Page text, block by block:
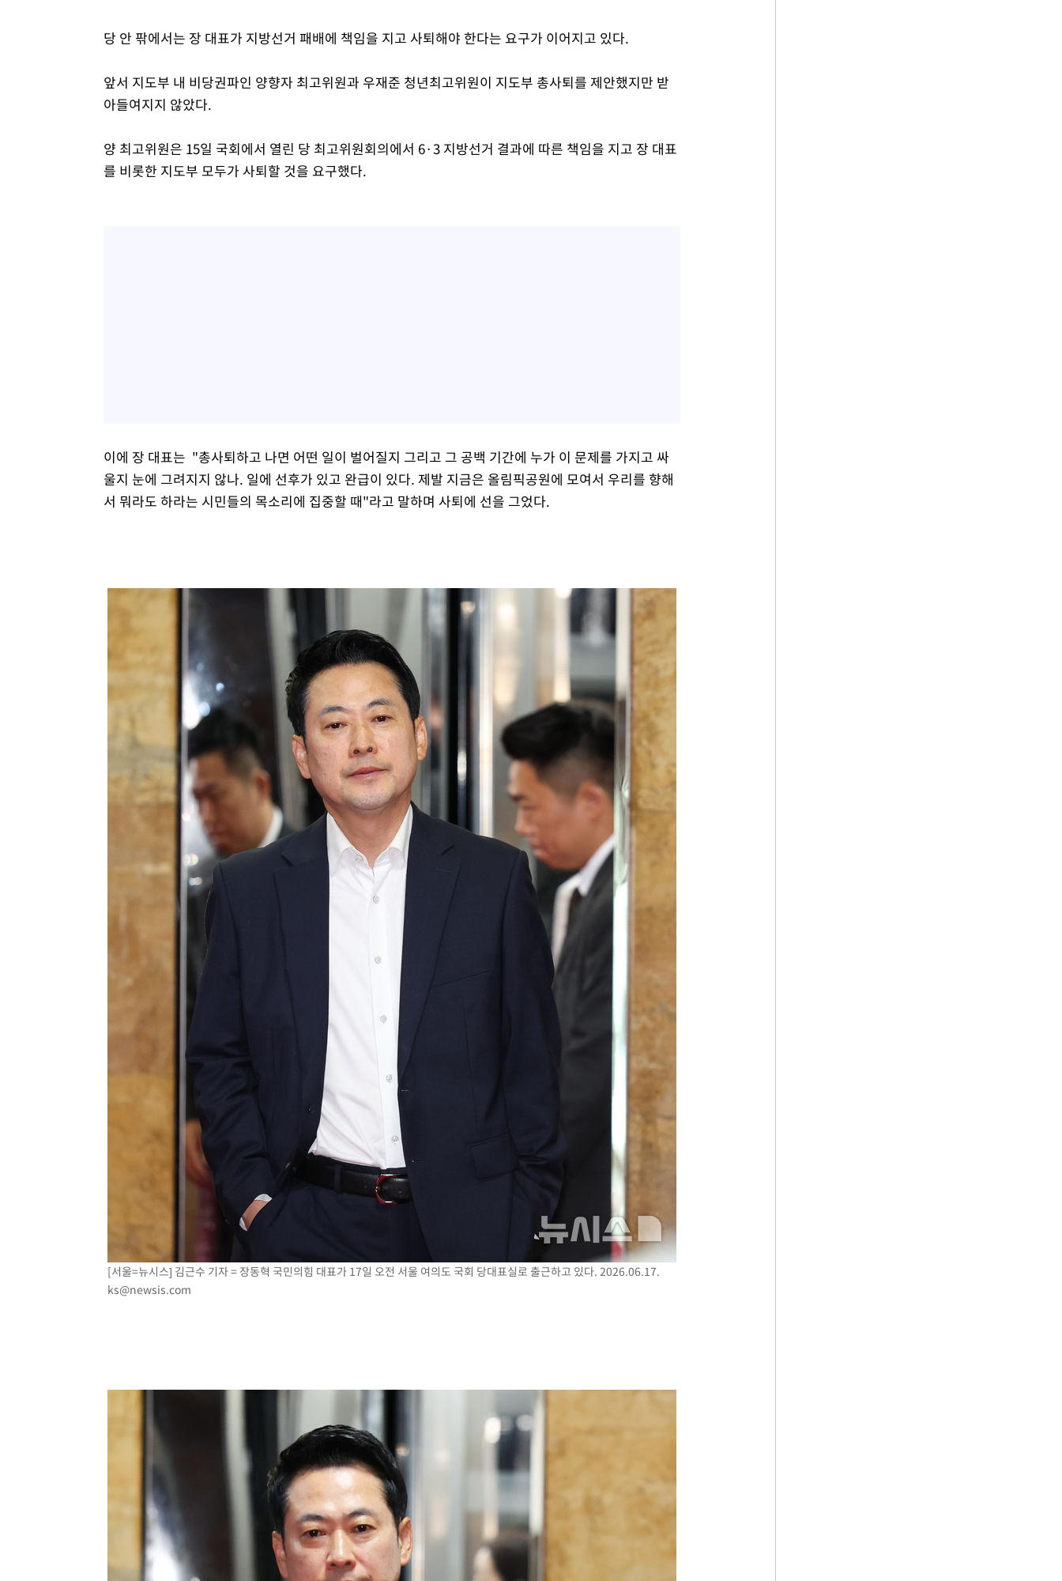
당 안 팎에서는 장 대표가 지방선거 패배에 책임을 지고 사퇴해야 한다는 요구가 이어지고 있다.
앞서 지도부 내 비당권파인 양향자 최고위원과 우재준 청년최고위원이 지도부 총사퇴를 제안했지만 받
아들여지지 않았다.
양 최고위원은 15일 국회에서 열린 당 최고위원회의에서 6·3 지방선거 결과에 따른 책임을 지고 장 대표
를 비롯한 지도부 모두가 사퇴할 것을 요구했다.
이에 장 대표는 "총사퇴하고 나면 어떤 일이 벌어질지 그리고 그 공백 기간에 누가 이 문제를 가지고 싸
울지 눈에 그려지지 않나. 일에 선후가 있고 완급이 있다. 제발 지금은 올림픽공원에 모여서 우리를 향해
서 뭐라도 하라는 시민들의 목소리에 집중할 때"라고 말하며 사퇴에 선을 그었다.
[서울=뉴시스] 김근수 기자 = 장동혁 국민의힘 대표가 17일 오전 서울 여의도 국회 당대표실로 출근하고 있다. 2026.06.17.
ks@newsis.com